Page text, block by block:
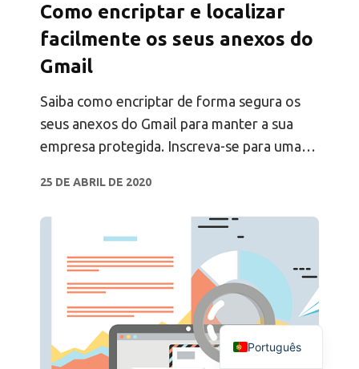
Como encriptar e localizar
facilmente os seus anexos do
Gmail
Saiba como encriptar de forma segura os
seus anexos do Gmail para manter a sua
empresa protegida. Inscreva-se para uma
encriptação do Gmail da Digify.
25 DE ABRIL DE 2020
Português